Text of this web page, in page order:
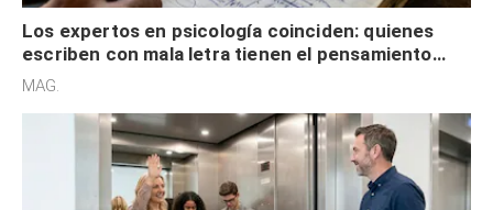
Los expertos en psicología coinciden: quienes
escriben con mala letra tienen el pensamiento
acelerado y no lo hacen por desinterés
MAG.